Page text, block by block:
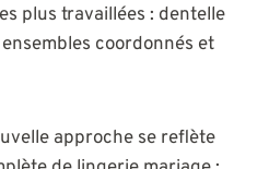
plus travaillées : dentelle
coordonnés et
approche se reflète